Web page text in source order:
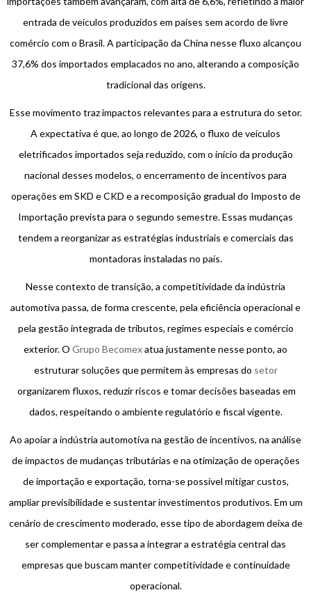
entrada de veículos produzidos em países sem acordo de livre
comércio com o Brasil. A participação da China nesse fluxo alcançou
37,6% dos importados emplacados no ano, alterando a composição
tradicional das origens.
Esse movimento traz impactos relevantes para a estrutura do setor.
A expectativa é que, ao longo de 2026, o fluxo de veículos
eletrificados importados seja reduzido, com o início da produção
nacional desses modelos, o encerramento de incentivos para
operações em SKD e CKD e a recomposição gradual do Imposto de
Importação prevista para o segundo semestre. Essas mudanças
tendem a reorganizar as estratégias industriais e comerciais das
montadoras instaladas no país.
Nesse contexto de transição, a competitividade da indústria
automotiva passa, de forma crescente, pela eficiência operacional e
pela gestão integrada de tributos, regimes especiais e comércio
exterior. O Grupo Becomexatua justamente nesse ponto, ao
estruturar soluções que permitem às empresas do setor
organizarem fluxos, reduzir riscos e tomar decisões baseadas em
dados, respeitando o ambiente regulatório e fiscal vigente.
Ao apoiar a indústria automotiva na gestão de incentivos, na análise
de impactos de mudanças tributárias e na otimização de operações
de importação e exportação, torna-se possível mitigar custos,
ampliar previsibilidade e sustentar investimentos produtivos. Em um
cenário de crescimento moderado, esse tipo de abordagem deixa de
ser complementar e passa a integrar a estratégia central das
empresas que buscam manter competitividade e continuidade
operacional.